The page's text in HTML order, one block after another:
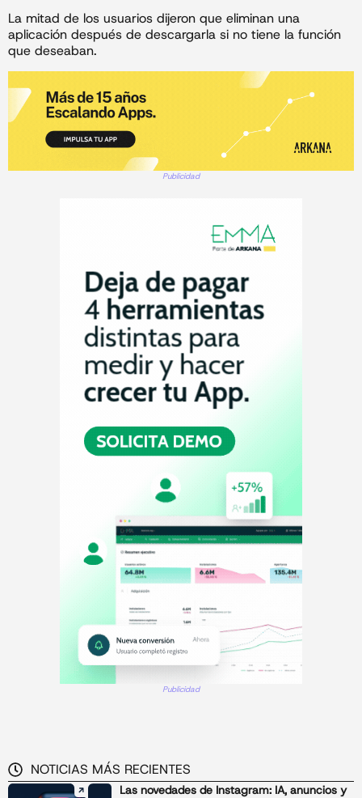
La mitad de los usuarios dijeron que eliminan una
aplicación después de descargarla si no tiene la función
que deseaban.
Publicidad
Publicidad
NOTICIAS MÁS RECIENTES
Las novedades de Instagram: IA, anuncios y